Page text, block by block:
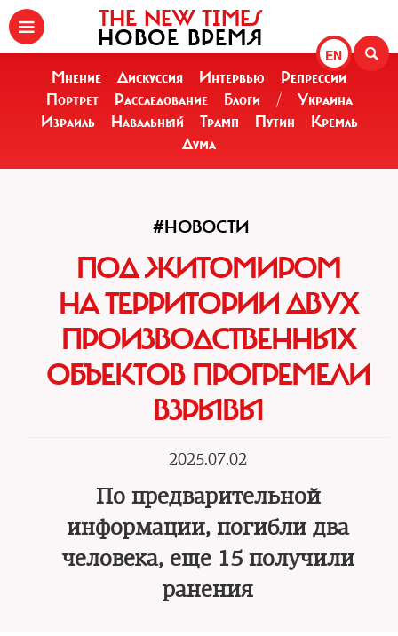
EN
THE NEW TIMES
НОВОЕ ВРЕМЯ
Мнение Дискуссия Интервью
Репрессии
Портрет
Расследование Блоги /
Украина
Израиль
Навальный Трамп Путин
Кремль
Дума
#НОВОСТИ
ПОД ЖИТОМИРОМ
НА ТЕРРИТОРИИ ДВУХ
ПРОИЗВОДСТВЕННЫХ
ОБЪЕКТОВ ПРОГРЕМЕЛИ
ВЗРЫВЫ
2025.07.02
По предварительной
информации, погибли два
человека, еще 15 получили
ранения